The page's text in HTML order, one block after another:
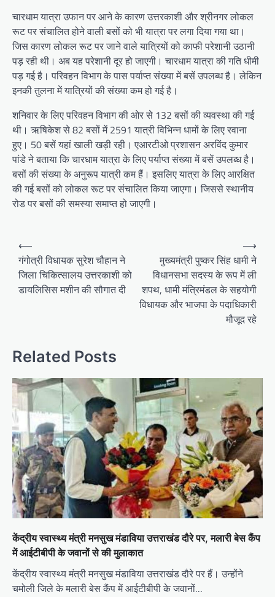
चारधाम यात्रा उफान पर आने के कारण उत्तरकाशी और श्रीनगर लोकल
रूट पर संचालित होने वाली बसों को भी यात्रा पर लगा दिया गया था।
जिस कारण लोकल रूट पर जाने वाले यात्रियों को काफी परेशानी उठानी
पड़ रही थी। अब यह परेशानी दूर हो जाएगी। चारधाम यात्रा की गति धीमी
पड़ गई है। परिवहन विभाग के पास पर्याप्त संख्या में बसें उपलब्ध है। लेकिन
इनकी तुलना में यात्रियों की संख्या कम हो गई है।
शनिवार के लिए परिवहन विभाग की ओर से 132 बसों की व्यवस्था की गई
थी। ऋषिकेश से 82 बसों में 2591 यात्री विभिन्न धामों के लिए रवाना
हुए। 50 बसें यहां खाली खड़ी रही। एआरटीओ प्रशासन अरविंद कुमार
पांडे ने बताया कि चारधाम यात्रा के लिए पर्याप्त संख्या में बसें उपलब्ध है।
बसों की संख्या के अनुरूप यात्री कम हैं। इसलिए यात्रा के लिए आरक्षित
की गई बसों को लोकल रूट पर संचालित किया जाएगा। जिससे स्थानीय
रोड पर बसों की समस्या समाप्त हो जाएगी।
o
v
i
g
a
t
i
o
n
⟵
गंगोत्री विधायक सुरेश चौहान ने
जिला चिकित्सालय उत्तरकाशी को
डायलिसिस मशीन की सौगात दी
मुख्यमंत्री पुष्कर सिंह धामी ने
विधानसभा सदस्य के रूप में ली
शपथ, धामी मंत्रिमंडल के सहयोगी
विधायक और भाजपा के पदाधिकारी
मौजूद रहे
⟶
Related Posts
केंद्रीय स्वास्थ्य मंत्री मनसुख मंडाविया उत्तराखंड दौरे पर, मलारी बेस कैंप
में आईटीबीपी के जवानों से की मुलाकात
केंद्रीय स्वास्थ्य मंत्री मनसुख मंडाविया उत्तराखंड दौरे पर हैं। उन्होंने
चमोली जिले के मलारी बेस कैंप में आईटीबीपी के जवानों…